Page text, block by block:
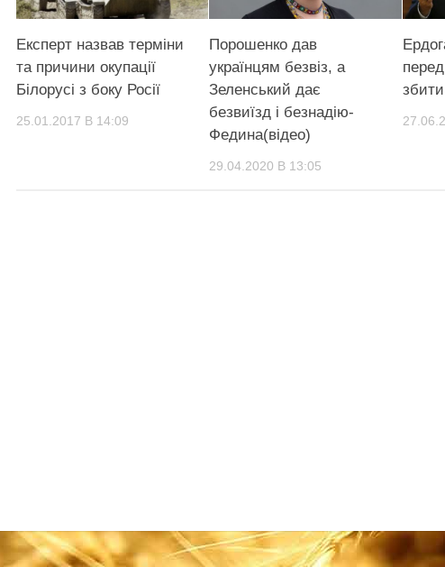
Експерт назвав терміни
та причини окупації
Білорусі з боку Росії
25.01.2017 В 14:09
Порошенко дав
українцям безвіз, а
Зеленський дає
безвиїзд і безнадію-
Федина(відео)
29.04.2020 В 13:05